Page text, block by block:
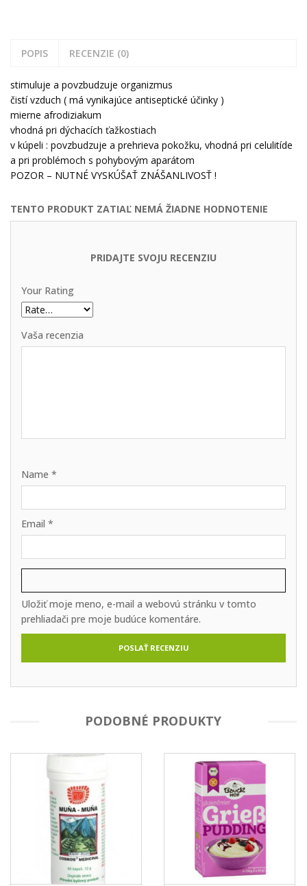
POPIS RECENZIE (0)
stimuluje a povzbudzuje organizmus
čistí vzduch ( má vynikajúce antiseptické účinky )
mierne afrodiziakum
vhodná pri dýchacích ťažkostiach
v kúpeli : povzbudzuje a prehrieva pokožku, vhodná pri celulitíde
a pri problémoch s pohybovým aparátom
POZOR – NUTNÉ VYSKÚŠAŤ ZNÁŠANLIVOSŤ !
TENTO PRODUKT ZATIAĽ NEMÁ ŽIADNE HODNOTENIE
PRIDAJTE SVOJU RECENZIU
Your Rating
Vaša recenzia
Name *
Email *
Uložiť moje meno, e-mail a webovú stránku v tomto
prehliadači pre moje budúce komentáre.
PODOBNÉ PRODUKTY